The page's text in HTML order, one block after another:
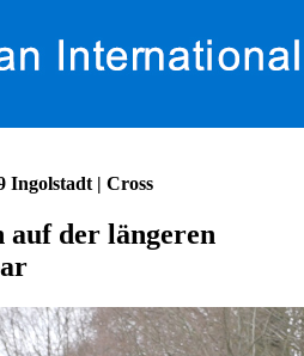
Ingolstadt | Cross
der längeren